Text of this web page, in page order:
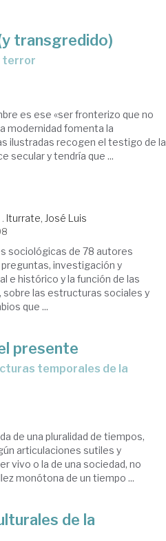
transgredido)
terror
es ese «ser fronterizo que no
modernidad fomenta la
ilustradas recogen el testigo de la
secular y tendría que ...
Iturrate, José Luis
sociológicas de 78 autores
investigación y
e histórico y la función de las
las estructuras sociales y
que ...
presente
de una pluralidad de tiempos,
articulaciones sutiles y
vivo o la de una sociedad, no
monótona de un tiempo ...
de la